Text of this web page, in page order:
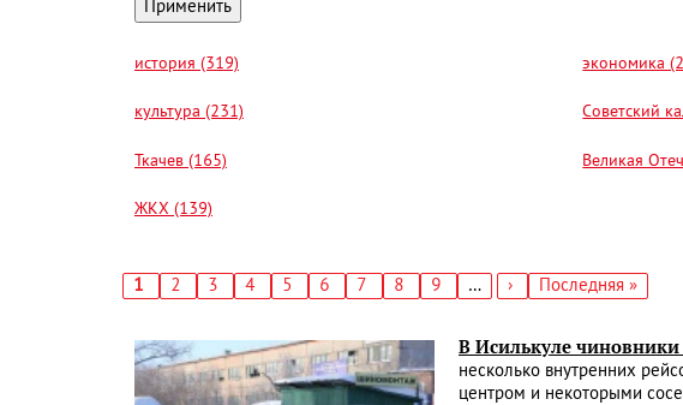
история (319) экономика
культура (231) Советский
Ткачев (165) Великая
ЖКХ (139)
Текущая
1 Страница
2 Страница
3 Страница
4 Страница
5 Страница
6 Страница
7 Страница
8 Страница
9 …
Следующая
›
Последняя
Последняя »
В Исилькуле
несколько внутренних
центром и некоторыми